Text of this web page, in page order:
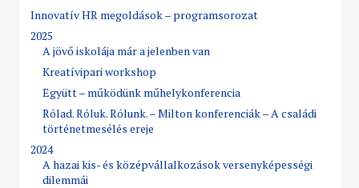
Innovatív HR megoldások – programsorozat
2025
A jövő iskolája már a jelenben van
Kreatívipari workshop
Együtt – működünk műhelykonferencia
Rólad. Róluk. Rólunk. – Milton konferenciák – A családi
történetmesélés ereje
2024
A hazai kis- és középvállalkozások versenyképességi
dilemmái